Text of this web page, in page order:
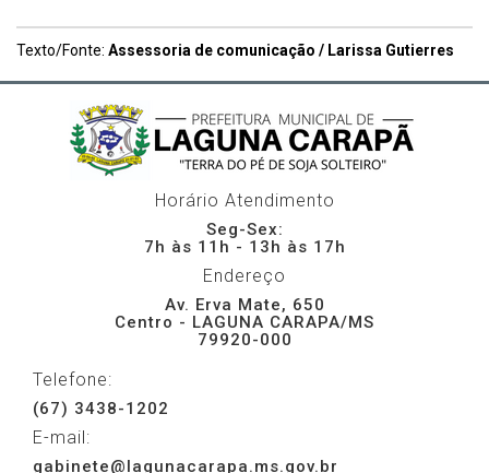
Texto/Fonte: Assessoria de comunicação / Larissa Gutierres
Horário Atendimento
Seg-Sex:
7h às 11h - 13h às 17h
Endereço
Av. Erva Mate, 650
Centro - LAGUNA CARAPA/MS
79920-000
Telefone:
(67) 3438-1202
E-mail:
gabinete@lagunacarapa.ms.gov.br